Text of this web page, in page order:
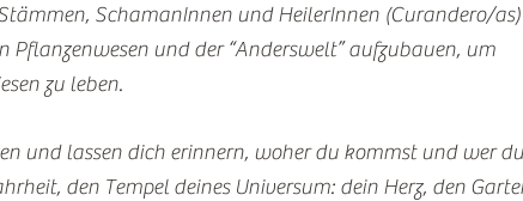
SchamanInnen und HeilerInnen (Curandero/as)
und der “Anderswelt” aufzubauen, um
zu leben.
und lassen dich erinnern, woher du kommst und wer du
den Tempel deines Universum: dein Herz, den